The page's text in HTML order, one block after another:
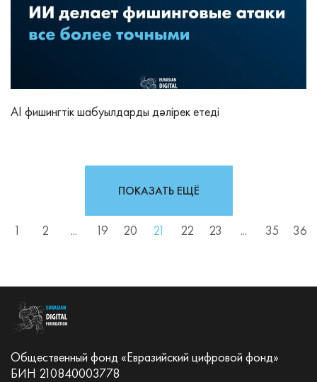
AI фишингтік шабуылдарды дәлірек етеді
1 2 ... 19 20 21 22 23 ... 35 36
ПОКАЗАТЬ ЕЩЁ
Общественный фонд «Евразийский цифровой фонд»
БИН 210840003778